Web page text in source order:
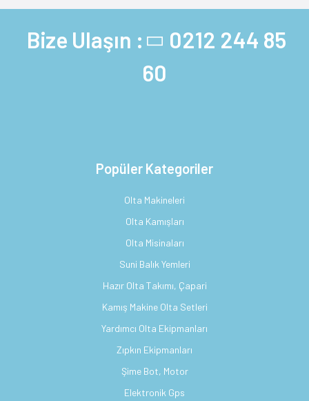
Bize Ulaşın : 0212 244 85
60
Popüler Kategoriler
Olta Makineleri
Olta Kamışları
Olta Misinaları
Suni Balık Yemleri
Hazır Olta Takımı, Çapari
Kamış Makine Olta Setleri
Yardımcı Olta Ekipmanları
Zıpkın Ekipmanları
Şime Bot, Motor
Elektronik Gps